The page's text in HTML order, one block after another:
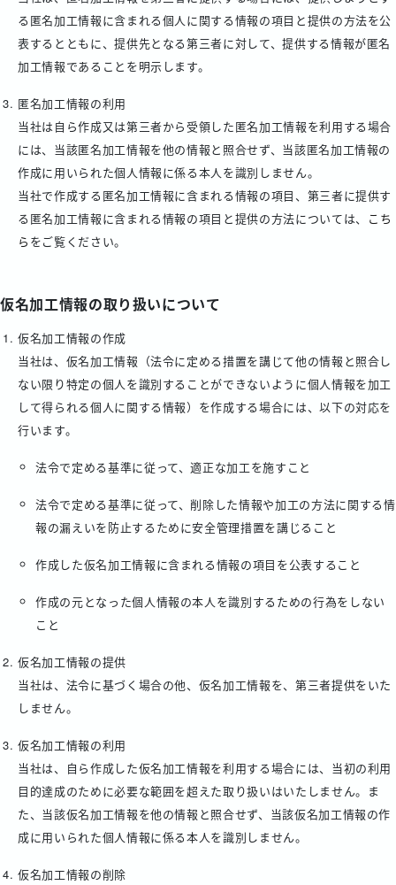
る匿名加工情報に含まれる個人に関する情報の項目と提供の方法を公
表するとともに、提供先となる第三者に対して、提供する情報が匿名
加工情報であることを明示します。
匿名加工情報の利用
当社は自ら作成又は第三者から受領した匿名加工情報を利用する場合
には、当該匿名加工情報を他の情報と照合せず、当該匿名加工情報の
作成に用いられた個人情報に係る本人を識別しません。
当社で作成する匿名加工情報に含まれる情報の項目、第三者に提供す
る匿名加工情報に含まれる情報の項目と提供の方法については、
こち
ら をご覧ください。
仮名加工情報の取り扱いについて
仮名加工情報の作成
当社は、仮名加工情報（法令に定める措置を講じて他の情報と照合し
ない限り特定の個人を識別することができないように個人情報を加工
して得られる個人に関する情報）を作成する場合には、以下の対応を
行います。
法令で定める基準に従って、適正な加工を施すこと
法令で定める基準に従って、削除した情報や加工の方法に関する情
報の漏えいを防止するために安全管理措置を講じること
作成した仮名加工情報に含まれる情報の項目を公表すること
作成の元となった個人情報の本人を識別するための行為をしない
こと
仮名加工情報の提供
当社は、法令に基づく場合の他、仮名加工情報を、第三者提供をいた
しません。
仮名加工情報の利用
当社は、自ら作成した仮名加工情報を利用する場合には、当初の利用
目的達成のために必要な範囲を超えた取り扱いはいたしません。ま
た、当該仮名加工情報を他の情報と照合せず、当該仮名加工情報の作
成に用いられた個人情報に係る本人を識別しません。
仮名加工情報の削除